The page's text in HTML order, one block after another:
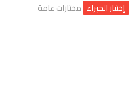
إختيار الخبراء مختارات عامة